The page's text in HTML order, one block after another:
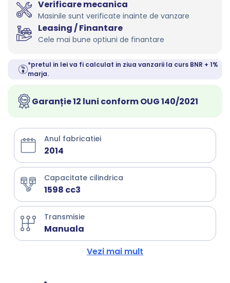
Verificare mecanica
Masinile sunt verificate inainte de vanzare
Leasing / Finantare
Cele mai bune optiuni de finantare
*pretul in lei va fi calculat in ziua vanzarii la curs BNR + 1%
marja.
Garanție 12 luni conform OUG 140/2021
Anul fabricatiei
2014
Capacitate cilindrica
1598 cc3
Transmisie
Manuala
Vezi mai mult